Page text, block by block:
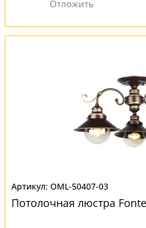
OML-50407-03
Потолочная люстра